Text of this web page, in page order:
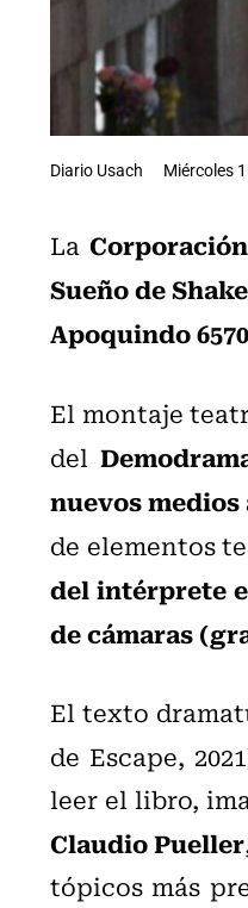
Diario Usach Miércoles
La
Sueño de
Apoquindo 6570
El montaje
del
nuevos
de elementos
del intérprete
de cámaras
El texto
de Escape,
leer el libro,
Claudio Pueller
tópicos más